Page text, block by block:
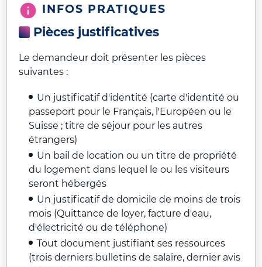
INFOS PRATIQUES
Pièces justificatives
Le demandeur doit présenter les pièces
suivantes :
Un justificatif d'identité (carte d'identité ou
passeport pour le Français, l'Européen ou le
Suisse ; titre de séjour pour les autres
étrangers)
Un bail de location ou un titre de propriété
du logement dans lequel le ou les visiteurs
seront hébergés
Un justificatif de domicile de moins de trois
mois (Quittance de loyer, facture d'eau,
d'électricité ou de téléphone)
Tout document justifiant ses ressources
(trois derniers bulletins de salaire, dernier avis